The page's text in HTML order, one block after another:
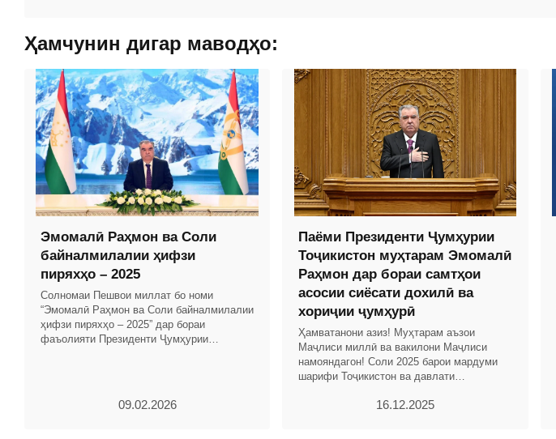
Ҳамчунин дигар маводҳо:
Эмомалӣ Раҳмон ва Соли
байналмилалии ҳифзи
пиряхҳо – 2025
Солномаи Пешвои миллат бо номи
“Эмомалӣ Раҳмон ва Соли байналмилалии
ҳифзи пиряхҳо – 2025” дар бораи
фаъолияти Президенти Ҷумҳурии
09.02.2026
Паёми Президенти Ҷумҳурии
Тоҷикистон муҳтарам Эмомалӣ
Раҳмон дар бораи самтҳои
асосии сиёсати дохилӣ ва
хориҷии ҷумҳурӣ
Ҳамватанони азиз! Муҳтарам аъзои
Маҷлиси миллӣ ва вакилони Маҷлиси
намояндагон! Соли 2025 барои мардуми
шарифи Тоҷикистон ва давлати
назаррас ва рӯйдодҳои
16.12.2025